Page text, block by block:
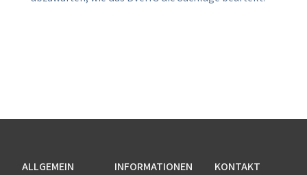
ALLGEMEIN INFORMATIONEN KONTAKT